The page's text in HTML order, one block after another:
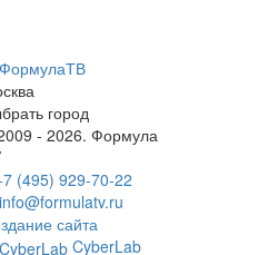
город
- 2026. Формула
(495) 929-70-22
info@formulatv.ru
сайта
CyberLab